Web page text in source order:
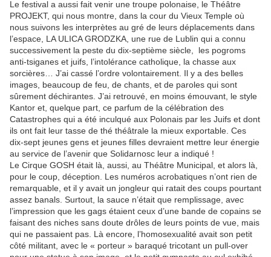
Le festival a aussi fait venir une troupe polonaise, le Théâtre
PROJEKT, qui nous montre, dans la cour du Vieux Temple où
nous suivons les interprètes au gré de leurs déplacements dans
l’espace, LA ULICA GRODZKA, une rue de Lublin qui a connu
successivement la peste du dix-septième siècle, les pogroms
anti-tsiganes et juifs, l’intolérance catholique, la chasse aux
sorcières… J’ai cassé l’ordre volontairement. Il y a des belles
images, beaucoup de feu, de chants, et de paroles qui sont
sûrement déchirantes. J’ai retrouvé, en moins émouvant, le style
Kantor et, quelque part, ce parfum de la célébration des
Catastrophes qui a été inculqué aux Polonais par les Juifs et dont
ils ont fait leur tasse de thé théâtrale la mieux exportable. Ces
dix-sept jeunes gens et jeunes filles devraient mettre leur énergie
au service de l’avenir que Solidarnosc leur a indiqué !
Le Cirque GOSH était là, aussi, au Théâtre Municipal, et alors là,
pour le coup, déception. Les numéros acrobatiques n’ont rien de
remarquable, et il y avait un jongleur qui ratait des coups pourtant
assez banals. Surtout, la sauce n’était que remplissage, avec
l’impression que les gags étaient ceux d’une bande de copains se
faisant des niches sans doute drôles de leurs points de vue, mais
qui ne passaient pas. Là encore, l’homosexualité avait son petit
côté militant, avec le « porteur » baraqué tricotant un pull-over